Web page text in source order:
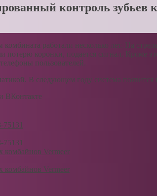
контроль зубьев
работали несколько лет. На
коронки, подается сигнал. Кроме
пользователей.
В следующем году система появится
ВКонтакте
75131
75131
комбайнов Vermeer
комбайнов Vermeer